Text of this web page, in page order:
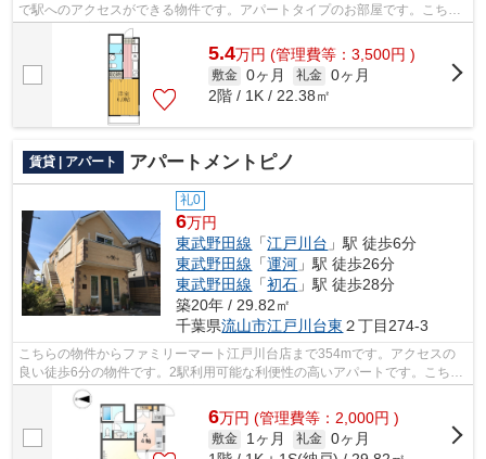
で駅へのアクセスができる物件です。アパートタイプのお部屋です。こちら
は閑静な住宅地に立地する物件です。...
5.4万円 (管理費等：3,500円 )
敷金 0ヶ月 礼金 0ヶ月
2階 / 1K / 22.38㎡
賃貸 | アパート アパートメントピノ
礼0
6万円
東武野田線 「江戸川台 」駅 徒歩6分
東武野田線 「運河 」駅 徒歩26分
東武野田線 「初石 」駅 徒歩28分
築20年 / 29.82㎡
千葉県流山市江戸川台東 ２丁目274-3
こちらの物件からファミリーマート江戸川台店まで354mです。アクセスの
良い徒歩6分の物件です。2駅利用可能な利便性の高いアパートです。こちら
の物件はアパートです。流山市の物件探...
6万円 (管理費等：2,000円 )
敷金 1ヶ月 礼金 0ヶ月